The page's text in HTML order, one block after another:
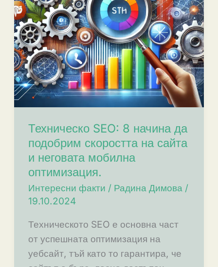
Техническо SEO: 8 начина да
подобрим скоростта на сайта
и неговата мобилна
оптимизация.
Интересни факти / Радина Димова /
19.10.2024
Техническото SEO е основна част
от успешната оптимизация на
уебсайт, тъй като то гарантира, че